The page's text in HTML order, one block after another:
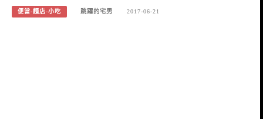
便當-麵店-小吃 跳躍的宅男 2017-06-21